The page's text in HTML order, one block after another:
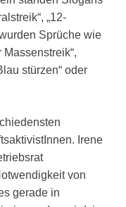
„12-
Sprüche wie
stürzen“ oder
Irene
von
gerade in